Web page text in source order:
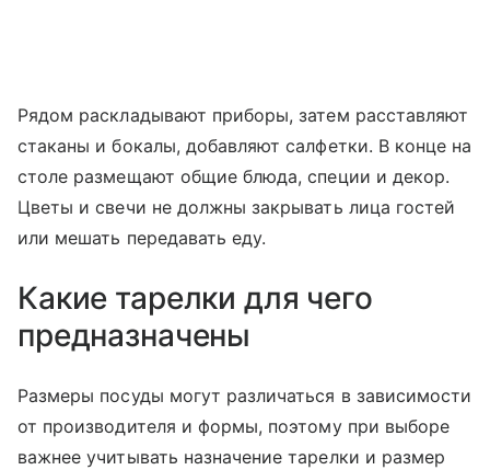
Рядом раскладывают приборы, затем расставляют
стаканы и бокалы, добавляют салфетки. В конце на
столе размещают общие блюда, специи и декор.
Цветы и свечи не должны закрывать лица гостей
или мешать передавать еду.
Какие тарелки для чего
предназначены
Размеры посуды могут различаться в зависимости
от производителя и формы, поэтому при выборе
важнее учитывать назначение тарелки и размер